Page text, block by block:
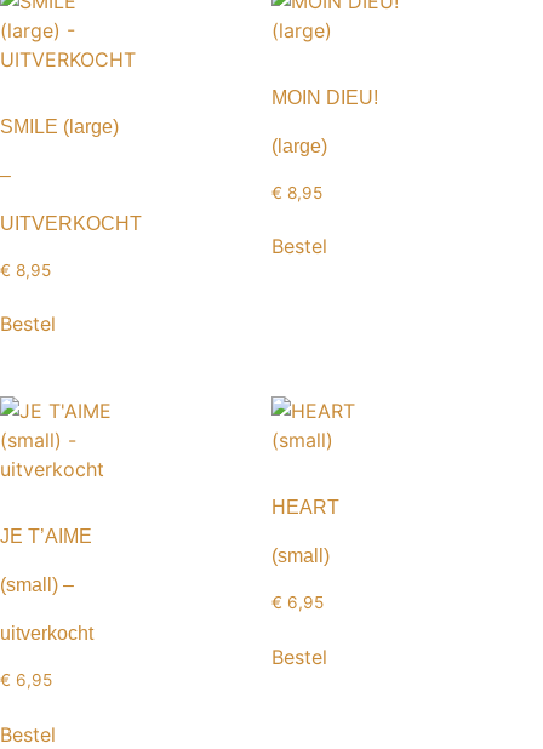
SMILE (large)
–
UITVERKOCHT
€ 8,95
Bestel
MOIN DIEU!
(large)
€ 8,95
Bestel
JE T’AIME
(small) –
uitverkocht
€ 6,95
Bestel
HEART
(small)
€ 6,95
Bestel